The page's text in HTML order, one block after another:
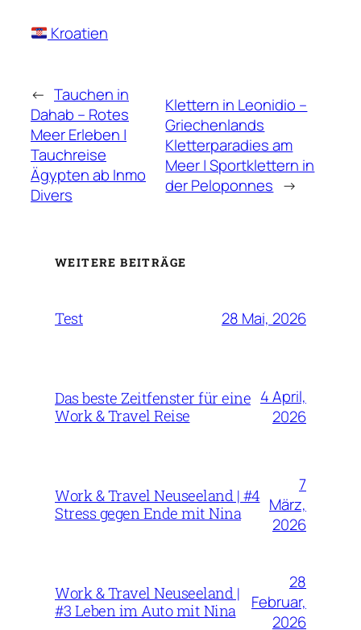
Kroatien
← Tauchen in
Dahab – Rotes
Meer Erleben |
Tauchreise
Ägypten ab Inmo
Divers
Klettern in Leonidio –
Griechenlands
Kletterparadies am
Meer | Sportklettern in
der Peloponnes →
WEITERE BEITRÄGE
Test 28 Mai, 2026
Das beste Zeitfenster für eine
Work & Travel Reise
4 April,
2026
Work & Travel Neuseeland | #4
Stress gegen Ende mit Nina
7
März,
2026
Work & Travel Neuseeland |
#3 Leben im Auto mit Nina
28
Februar,
2026